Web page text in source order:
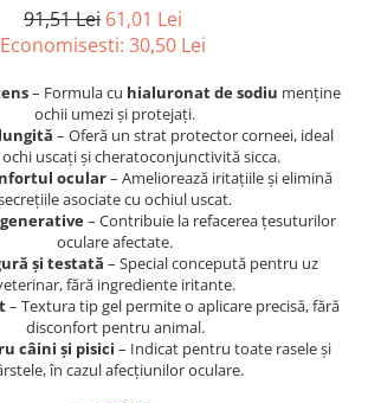
urinare
urinare
91,51 Lei 61,01 Lei
Economisesti: 30,50 Lei
– Formula cu hialuronat de sodiu menține
ochii umezi și protejați.
– Oferă un strat protector corneei, ideal
uscați și cheratoconjunctivită sicca.
ocular– Ameliorează iritațiile și elimină
asociate cu ochiul uscat.
– Contribuie la refacerea țesuturilor
oculare afectate.
și testată – Special concepută pentru uz
fără ingrediente iritante.
– Textura tip gel permite o aplicare precisă, fără
disconfort pentru animal.
câini și pisici – Indicat pentru toate rasele și
în cazul afecțiunilor oculare.